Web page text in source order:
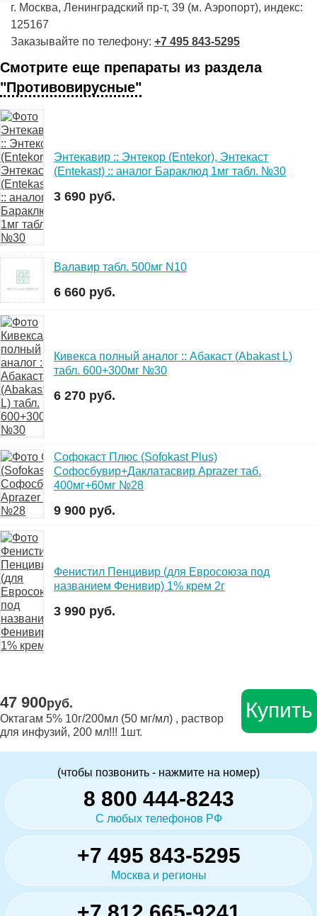
г. Москва, Ленинградский пр-т, 39 (м. Аэропорт), индекс:
125167
Заказывайте по телефону: +7 495 843-5295
Смотрите еще препараты из раздела
"Противовирусные"
Энтекавир :: Энтекор (Entekor), Энтекаст
(Entekast) :: аналог Бараклюд 1мг табл. №30
3 690 руб.
Валавир табл. 500мг N10
6 660 руб.
Кивекса полный аналог :: Абакаст (Abakast L)
табл. 600+300мг №30
6 270 руб.
Софокаст Плюс (Sofokast Plus)
Софосбувир+Даклатасвир Aprazer таб.
400мг+60мг №28
9 900 руб.
Фенистил Пенцивир (для Евросоюза под
названием Фенивир) 1% крем 2г
3 990 руб.
47 900руб.
Октагам 5% 10г/200мл (50 мг/мл) , раствор
для инфузий, 200 мл!!! 1шт.
Купить
(чтобы позвонить - нажмите на номер)
8 800 444-8243
С любых телефонов РФ
+7 495 843-5295
Москва и регионы